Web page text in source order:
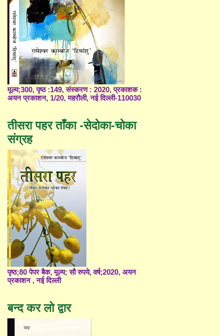
मूल्य;300, पृष्ठ :149, संस्करण : 2020, प्रकाशक :
अयन प्रकाशन, 1/20, महरौली, नई दिल्ली-110030
तीसरा पहर ताँका -सेदोका-चोका
संग्रह
पृष्ठ;80 पेपर बैक, मूल्य; सौ रुपये, वर्ष;2020, अयन
प्रकाशन , नई दिल्ली
बन्द कर लो द्वार